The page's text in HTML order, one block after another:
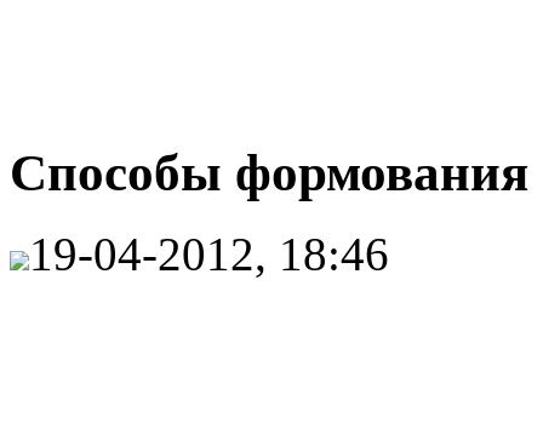
Способы формования
19-04-2012, 18:46